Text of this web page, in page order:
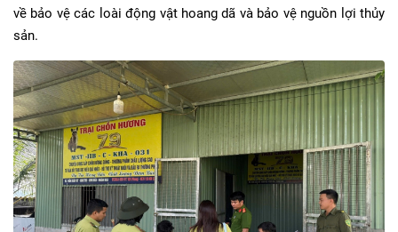
về bảo vệ các loài động vật hoang dã và bảo vệ nguồn lợi thủy
sản.